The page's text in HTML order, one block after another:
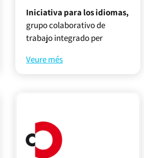
Iniciativa para los idiomas,
grupo colaborativo de
trabajo integrado per
Veure més